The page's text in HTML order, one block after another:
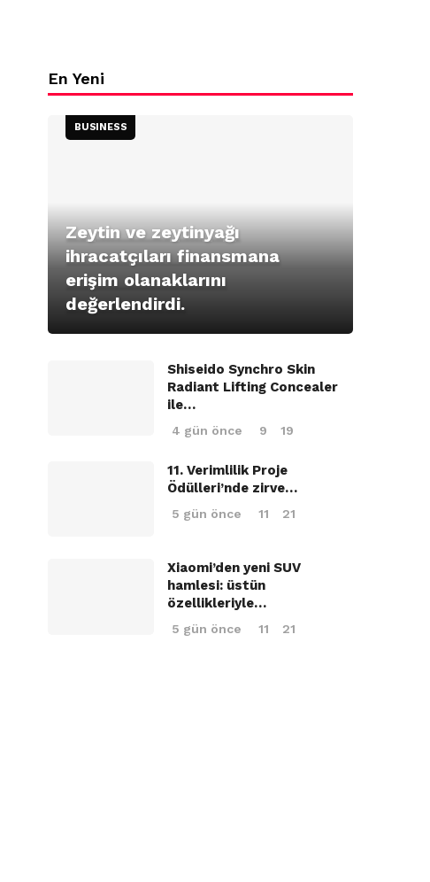
En Yeni
BUSINESS
Zeytin ve zeytinyağı
ihracatçıları finansmana
erişim olanaklarını
değerlendirdi.
Shiseido Synchro Skin
Radiant Lifting Concealer
ile…
4 gün önce 9 19
11. Verimlilik Proje
Ödülleri’nde zirve…
5 gün önce 11 21
Xiaomi’den yeni SUV
hamlesi: üstün
özellikleriyle…
5 gün önce 11 21